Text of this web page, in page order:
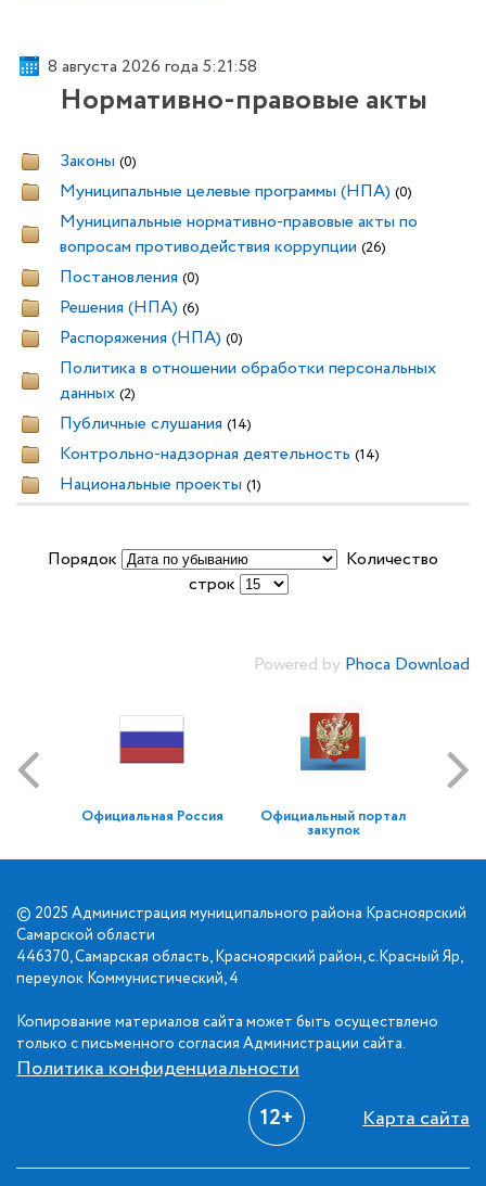
8 августа 2026 года 5:21:59
Нормативно-правовые акты
Законы (0)
Муниципальные целевые программы (НПА) (0)
Муниципальные нормативно-правовые акты по
вопросам противодействия коррупции (26)
Постановления (0)
Решения (НПА) (6)
Распоряжения (НПА) (0)
Политика в отношении обработки персональных
данных (2)
Публичные слушания (14)
Контрольно-надзорная деятельность (14)
Национальные проекты (1)
Порядок
Количество
строк
Powered by Phoca Download
Официальная Россия Официальный портал
закупок
© 2025 Администрация муниципального района Красноярский
Самарской области
446370, Самарская область, Красноярский район, с.Красный Яр,
переулок Коммунистический, 4
Копирование материалов сайта может быть осуществлено
только с письменного согласия Администрации сайта.
Политика конфиденциальности
12+ Карта сайта